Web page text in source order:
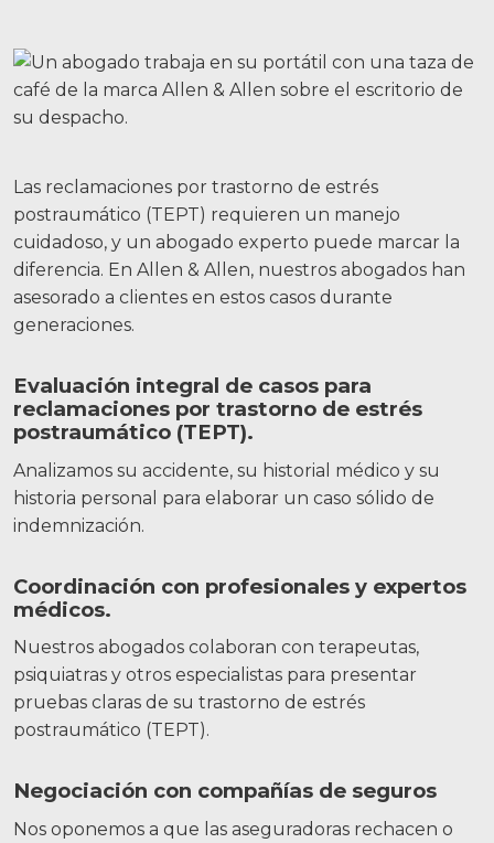
Las reclamaciones por trastorno de estrés
postraumático (TEPT) requieren un manejo
cuidadoso, y un abogado experto puede marcar la
diferencia. En Allen & Allen, nuestros abogados han
asesorado a clientes en estos casos durante
generaciones.
Evaluación integral de casos para
reclamaciones por trastorno de estrés
postraumático (TEPT).
Analizamos su accidente, su historial médico y su
historia personal para elaborar un caso sólido de
indemnización.
Coordinación con profesionales y expertos
médicos.
Nuestros abogados colaboran con terapeutas,
psiquiatras y otros especialistas para presentar
pruebas claras de su trastorno de estrés
postraumático (TEPT).
Negociación con compañías de seguros
Nos oponemos a que las aseguradoras rechacen o